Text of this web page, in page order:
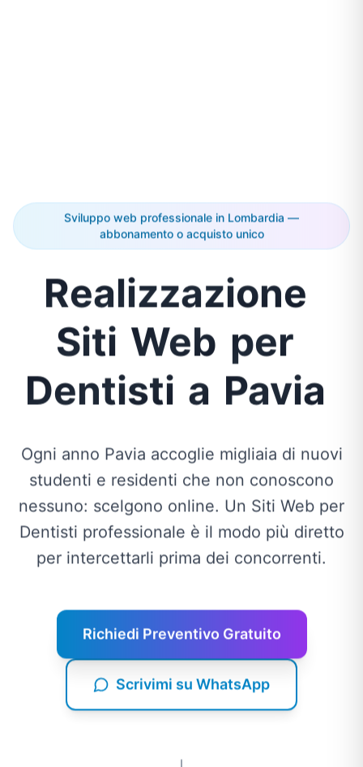
Sviluppo web professionale in Lombardia —
abbonamento o acquisto unico
Realizzazione
Siti Web per
Dentisti a Pavia
Ogni anno Pavia accoglie migliaia di nuovi
studenti e residenti che non conoscono
nessuno: scelgono online. Un Siti Web per
Dentisti professionale è il modo più diretto
per intercettarli prima dei concorrenti.
Richiedi Preventivo Gratuito
Scrivimi su WhatsApp